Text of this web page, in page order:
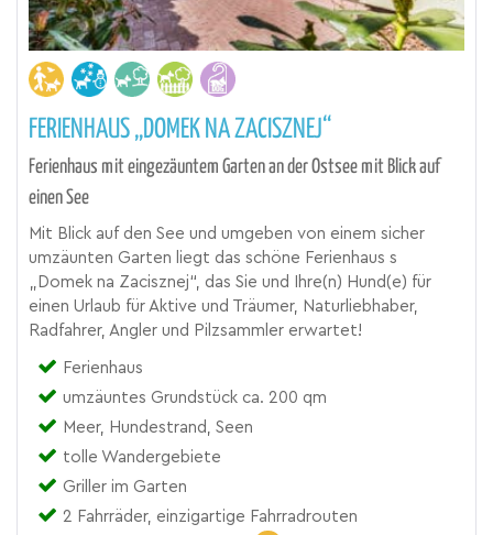
FERIENHAUS „DOMEK NA ZACISZNEJ“
Ferienhaus mit eingezäuntem Garten an der Ostsee mit Blick auf
einen See
Mit Blick auf den See und umgeben von einem sicher
umzäunten Garten liegt das schöne Ferienhaus s
„Domek na Zacisznej“, das Sie und Ihre(n) Hund(e) für
einen Urlaub für Aktive und Träumer, Naturliebhaber,
Radfahrer, Angler und Pilzsammler erwartet!
Ferienhaus
umzäuntes Grundstück ca. 200 qm
Meer, Hundestrand, Seen
tolle Wandergebiete
Griller im Garten
2 Fahrräder, einzigartige Fahrradrouten